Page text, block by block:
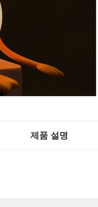
제품 설명